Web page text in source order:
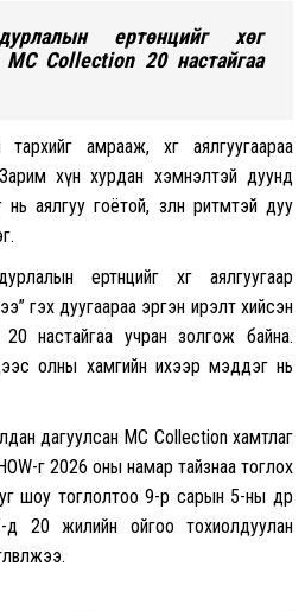
ертөнцийг хөг
MC Collection 20 настайгаа
амрааж, хөг аялгуугаараа
хүн хурдан хэмнэлтэй дуунд
нь аялгуу гоётой, зөөлөн ритмтэй дуу
ертөнцийг хөг аялгуугаар
гэх дуугаараа эргэн ирэлт хийсэн
20 настайгаа учран золгож байна.
олны хамгийн ихээр мэддэг нь
дагуулсан MC Collection хамтлаг
г 2026 оны намар тайзнаа тоглох
шоу тоглолтоо 9-р сарын 5-ны өдөр
д 20 жилийн ойгоо тохиолдуулан